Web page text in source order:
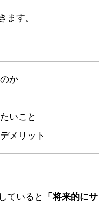
ます。
か
いこと
メリット
ていると
「将来的に